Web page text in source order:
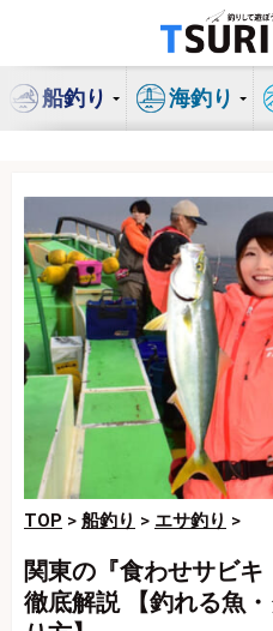
ン
船釣り 海釣り
TOP > 船釣り > エサ釣り >
関東の『食わせサビキ
徹底解説 【釣れる魚